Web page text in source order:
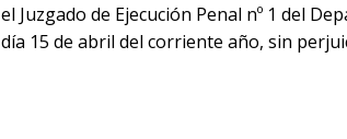
el Juzgado de Ejecución Penal nº 1 del
día 15 de abril del corriente año, sin